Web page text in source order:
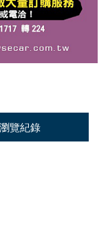
瀏覽紀錄